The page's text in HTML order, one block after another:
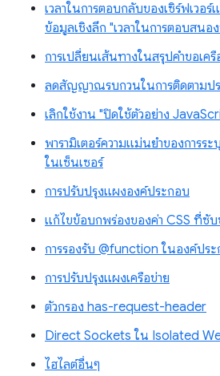
เวลาในการตอบกลับของเซิร์ฟเวอ
ข้อมูลเชิงลึก "เวลาในการตอบสนอ
การเปลี่ยนเส้นทางในสรุปคำขอเครื
ลดสัญญาณรบกวนในการติดตามป
เลิกใช้งาน "ปิดใช้ตัวอย่าง
พารามิเตอร์ความแม่นยำของการร
ในเซ็นเซอร์
การปรับปรุงแผงองค์ประกอบ
แก้ไขข้อบกพร่องของค่า CSS ที่ซั
การรองรับ @function ในองค์ปร
การปรับปรุงแผงเครือข่าย
ตัวกรอง has-request-header
Direct Sockets ใน Isolated
ไฮไลต์อื่นๆ